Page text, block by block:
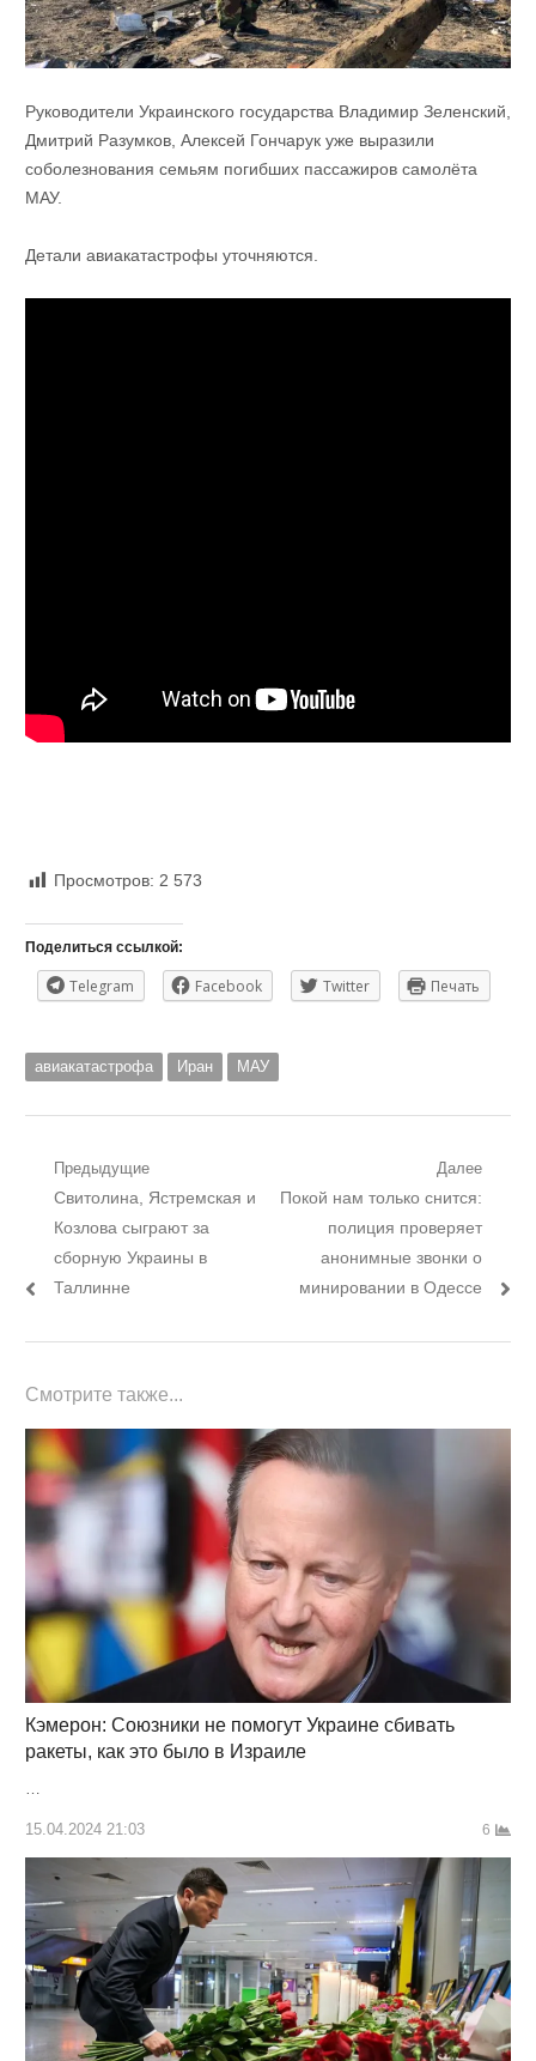
Руководители Украинского государства Владимир Зеленский,
Дмитрий Разумков, Алексей Гончарук уже выразили
соболезнования семьям погибших пассажиров самолёта
МАУ.
Детали авиакатастрофы уточняются.
Просмотров: 2 573
Поделиться ссылкой:
Telegram Facebook Twitter Печать
авиакатастрофа Иран МАУ
Навигация
записям
Предыдущие
Предыдущий
пост:
Свитолина, Ястремская и
Козлова сыграют за
сборную Украины в
Таллинне
Далее
Следующий
Покой нам только снится:
полиция проверяет
анонимные звонки о
минировании в Одессе
Смотрите также...
Кэмерон: Союзники не помогут Украине сбивать
ракеты, как это было в Израиле
15.04.2024 21:03 6